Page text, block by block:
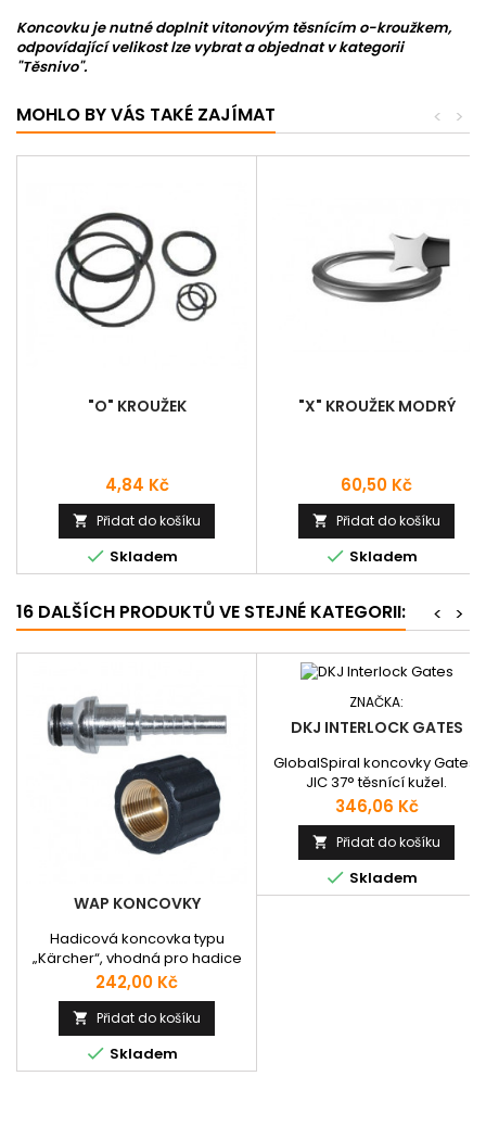
Koncovku je nutné doplnit vitonovým těsnícím o-kroužkem,
odpovídající velikost lze vybrat a objednat v kategorii
"Těsnivo".
MOHLO BY VÁS TAKÉ ZAJÍMAT >
<
"O" KROUŽEK
Cena
4,84 Kč
 Přidat do košíku
 Skladem
"X" KROUŽEK MODRÝ
Cena
60,50 Kč
 Přidat do košíku
 Skladem
16 DALŠÍCH PRODUKTŮ VE STEJNÉ KATEGORII: >
<
WAP KONCOVKY
Hadicová koncovka typu
„Kärcher“, vhodná pro hadice
na horkou vodu a vysokotlaké
mytí.
Cena
242,00 Kč
 Přidat do košíku
 Skladem
ZNAČKA:
DKJ INTERLOCK GATES
GlobalSpiral koncovky Gates.
JIC 37° těsnící kužel.
Cena
346,06 Kč
 Přidat do košíku
 Skladem